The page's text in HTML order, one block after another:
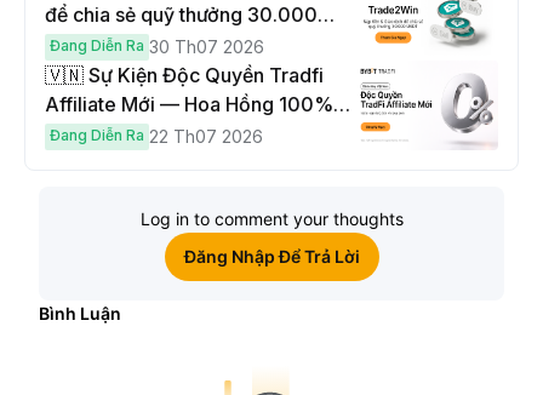
để chia sẻ quỹ thưởng 30.000
USDT
Đang Diễn Ra 30 Th07 2026
🇻🇳 Sự Kiện Độc Quyền Tradfi
Affiliate Mới — Hoa Hồng 100% &
Hoàn Phí Qua Đêm
Đang Diễn Ra 22 Th07 2026
Log in to comment your thoughts
Đăng Nhập Để Trả Lời
Bình Luận